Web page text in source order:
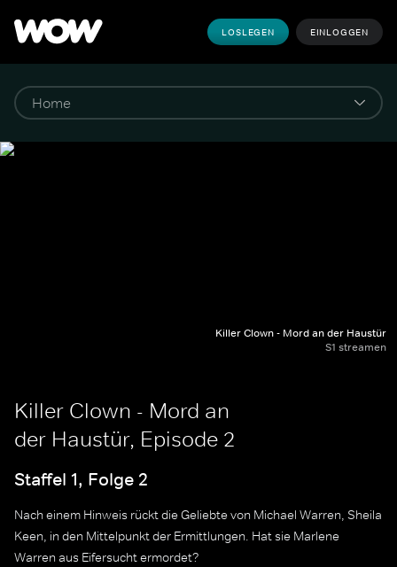
LOSLEGEN EINLOGGEN
Killer Clown - Mord an der Haustür
S1 streamen
Killer Clown - Mord an
der Haustür, Episode 2
Staffel 1, Folge 2
Nach einem Hinweis rückt die Geliebte von Michael Warren, Sheila
Keen, in den Mittelpunkt der Ermittlungen. Hat sie Marlene
Warren aus Eifersucht ermordet?